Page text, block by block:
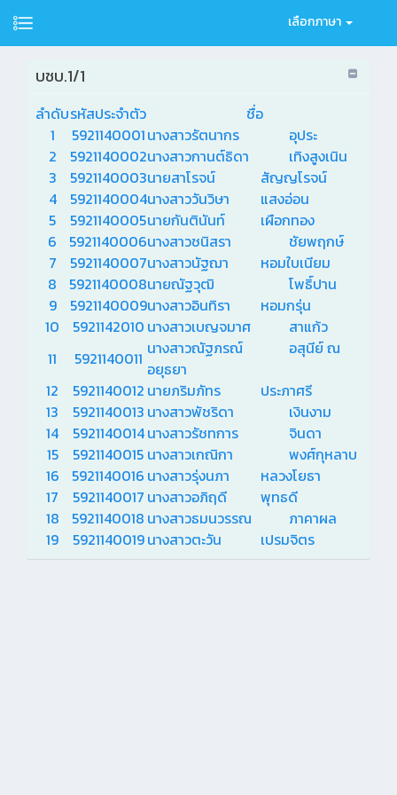
เลือกภาษา
บชบ.1/1
ลำดับรหัสประจำตัว
ชื่อ
1
5921140001นางสาวรัตนากร
อุประ
2
5921140002นางสาวกานต์ธิดา
เทิงสูงเนิน
3
5921140003นายสาโรจน์
สัญญโรจน์
4
5921140004นางสาววันวิษา
แสงอ่อน
5
5921140005นายกันตินันท์
เผือกทอง
6
5921140006นางสาวชนิสรา
ชัยพฤกษ์
7
5921140007นางสาวนัฐฌา
หอมใบเนียม
8
5921140008นายณัฐวุฒิ
โพธิ์ปาน
9
5921140009นางสาวอินทิรา
หอมกรุ่น
10
5921142010 นางสาวเบญจมาศ
สาแก้ว
11
5921140011 นางสาวณัฐภรณ์
อสุนีย์ ณ
อยุธยา
12
5921140012 นายภริมภัทร
ประภาศรี
13
5921140013 นางสาวพัชริดา
เงินงาม
14
5921140014นางสาวรัชทการ
จินดา
15
5921140015 นางสาวเกณิกา
พงศ์กุหลาบ
16
5921140016 นางสาวรุ่งนภา
หลวงโยธา
17
5921140017 นางสาวอภิฤดี
พุทธดี
18
5921140018 นางสาวธมนวรรณ
ภาคาผล
19
5921140019นางสาวตะวัน เปรมจิตร